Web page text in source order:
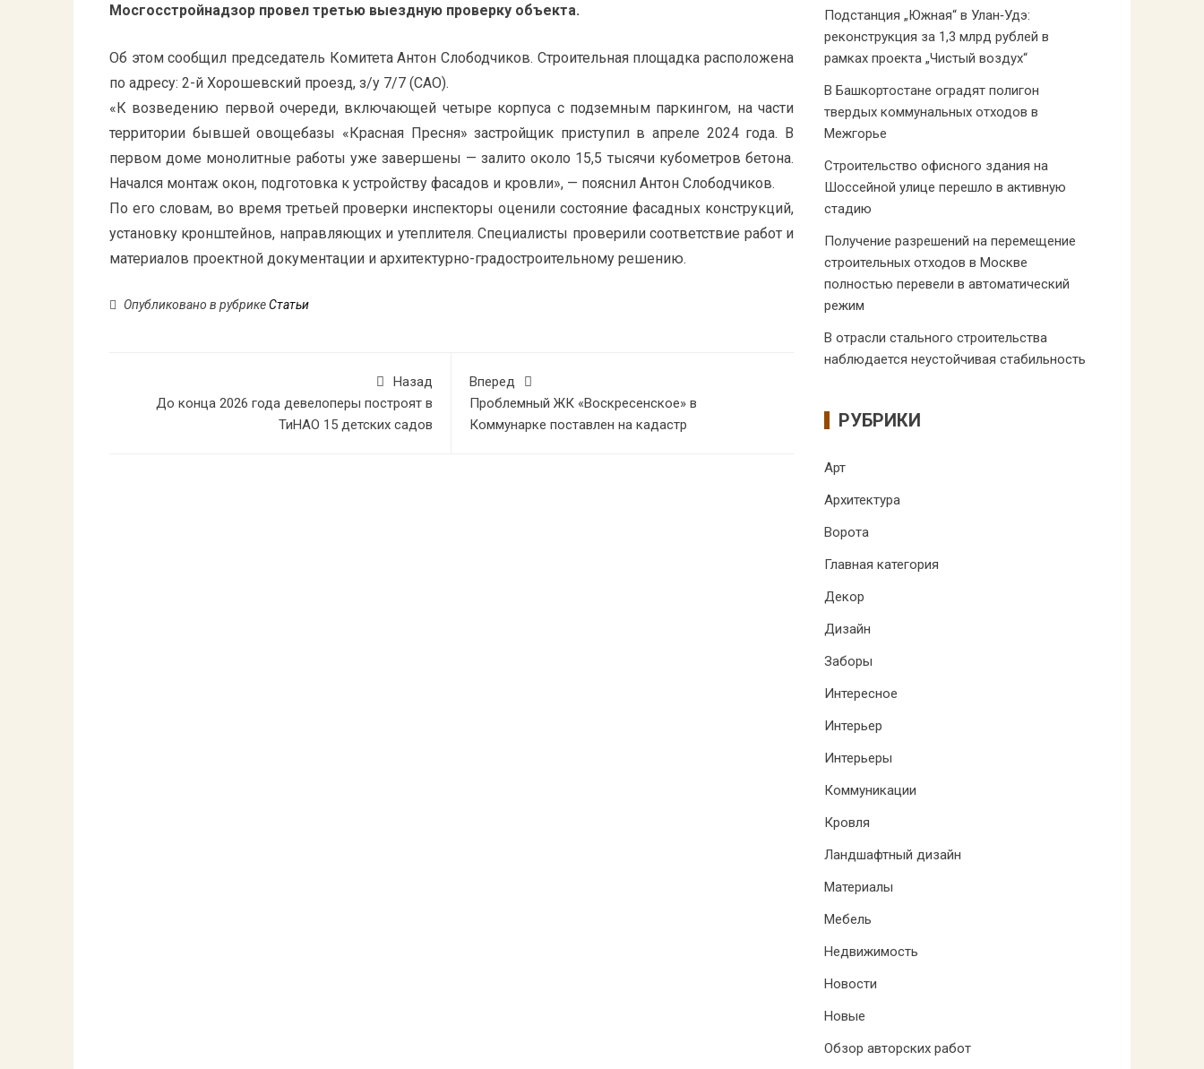
Мосгосстройнадзор провел третью выездную проверку объекта.
Об этом сообщил председатель Комитета Антон Слободчиков. Строительная площадка расположена
по адресу: 2-й Хорошевский проезд, з/у 7/7 (САО).
«К возведению первой очереди, включающей четыре корпуса с подземным паркингом, на части
территории бывшей овощебазы «Красная Пресня» застройщик приступил в апреле 2024 года. В
первом доме монолитные работы уже завершены — залито около 15,5 тысячи кубометров бетона.
Начался монтаж окон, подготовка к устройству фасадов и кровли», — пояснил Антон Слободчиков.
По его словам, во время третьей проверки инспекторы оценили состояние фасадных конструкций,
установку кронштейнов, направляющих и утеплителя. Специалисты проверили соответствие работ и
материалов проектной документации и архитектурно-градостроительному решению.
Опубликовано в рубрикеСтатьи
Назад
До конца 2026 года девелоперы построят в
ТиНАО 15 детских садов
Вперед
Проблемный ЖК «Воскресенское» в
Коммунарке поставлен на кадастр
Подстанция „Южная“ в Улан‑Удэ:
реконструкция за 1,3 млрд рублей в
рамках проекта „Чистый воздух“
В Башкортостане оградят полигон
твердых коммунальных отходов в
Межгорье
Строительство офисного здания на
Шоссейной улице перешло в активную
стадию
Получение разрешений на перемещение
строительных отходов в Москве
полностью перевели в автоматический
режим
В отрасли стального строительства
наблюдается неустойчивая стабильность
РУБРИКИ
Арт
Архитектура
Ворота
Главная категория
Декор
Дизайн
Заборы
Интересное
Интерьер
Интерьеры
Коммуникации
Кровля
Ландшафтный дизайн
Материалы
Мебель
Недвижимость
Новости
Новые
Обзор авторских работ